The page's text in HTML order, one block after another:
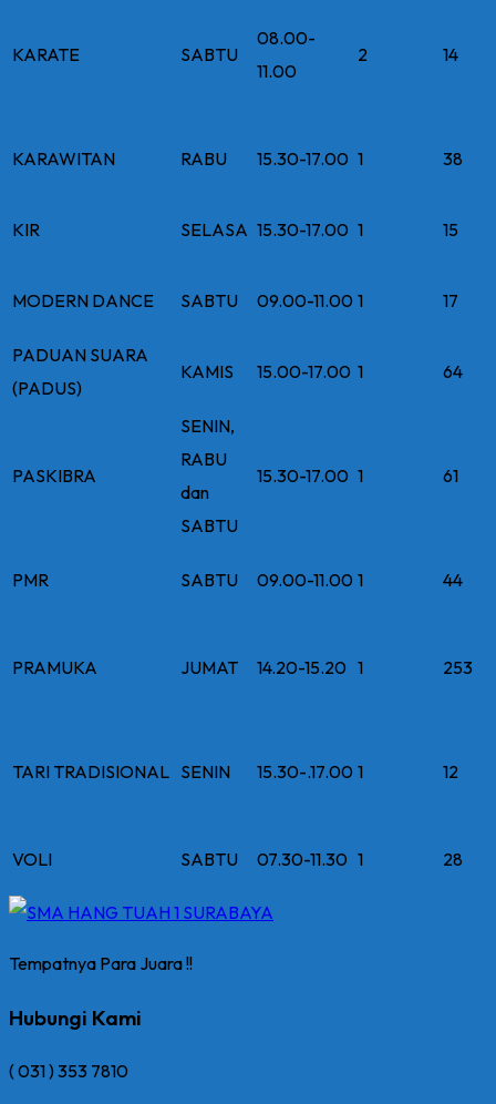
KARATE SABTU
08.00-
11.00
2 14
KARAWITAN RABU 15.30-17.00 1 38
KIR SELASA 15.30-17.00 1 15
MODERN DANCE SABTU 09.00-11.00 1 17
PADUAN SUARA
(PADUS)
KAMIS 15.00-17.00 1 64
PASKIBRA
SENIN,
RABU
dan
SABTU
15.30-17.00 1 61
PMR SABTU 09.00-11.00 1 44
PRAMUKA JUMAT 14.20-15.20 1 253
TARI TRADISIONAL SENIN 15.30-.17.00 1 12
VOLI SABTU 07.30-11.30 1 28
Tempatnya Para Juara !!
Hubungi Kami
( 031 ) 353 7810